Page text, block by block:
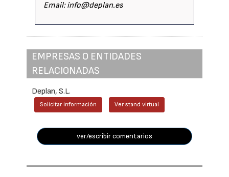
Email: info@deplan.es
EMPRESAS O ENTIDADES
RELACIONADAS
Deplan, S.L.
Solicitar información Ver stand virtual
ver/escribir comentarios